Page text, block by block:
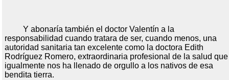
Y abonaría también el doctor Valentín a la
responsabilidad cuando tratara de ser, cuando menos, una
autoridad sanitaria tan excelente como la doctora Edith
Rodríguez Romero, extraordinaria profesional de la salud que
igualmente nos ha llenado de orgullo a los nativos de esa
bendita tierra.